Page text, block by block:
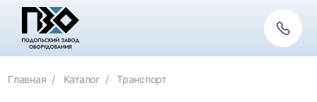
связь
Главная Каталог Транспорт